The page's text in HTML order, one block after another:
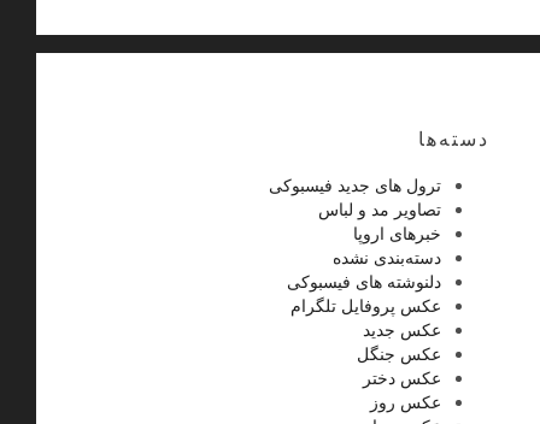
دسته‌ها
ترول های جدید فیسبوکی
تصاویر مد و لباس
خبرهای اروپا
دسته‌بندی نشده
دلنوشته های فیسبوکی
عکس پروفایل تلگرام
عکس جدید
عکس جنگل
عکس دختر
عکس روز